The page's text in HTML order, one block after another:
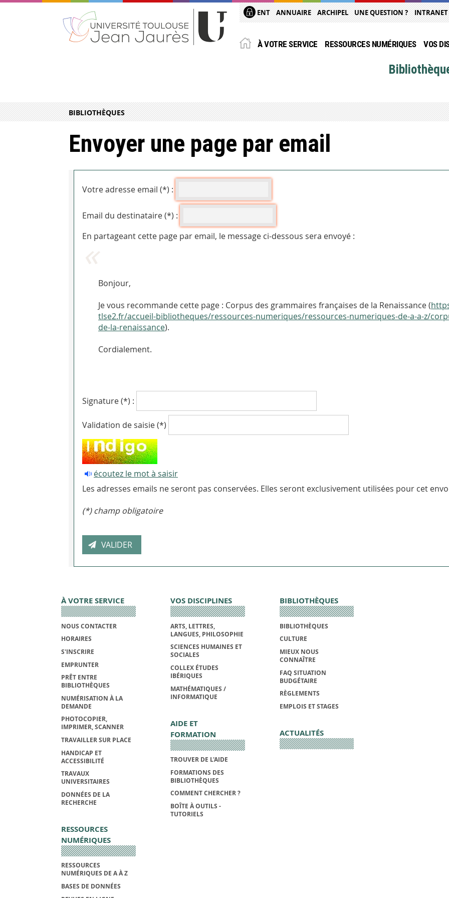
ENT ANNUAIRE ARCHIPEL UNE QUESTION ? INTRANET
À VOTRE SERVICE RESSOURCES NUMÉRIQUES VOS
BIBLIOTHÈQUES
Envoyer une page par email
Votre adresse email (*) :
Email du destinataire (*) :
En partageant cette page par email, le message ci-dessous sera envoyé :
Bonjour,
Je vous recommande cette page : Corpus des grammaires françaises de la Renaissance (
tlse2.fr/accueil-bibliotheques/ressources-numeriques/ressources-numeriques-de-a-a-z/
de-la-renaissance).
Cordialement.
Signature (*) :
Validation de saisie (*)
écoutez le mot à saisir
Les adresses emails ne seront pas conservées. Elles seront exclusivement utilisées pour cet
(*) champ obligatoire
À VOTRE SERVICE
NOUS CONTACTER
HORAIRES
S'INSCRIRE
EMPRUNTER
PRÊT ENTRE
BIBLIOTHÈQUES
NUMÉRISATION À LA
DEMANDE
PHOTOCOPIER,
IMPRIMER, SCANNER
TRAVAILLER SUR PLACE
HANDICAP ET
ACCESSIBILITÉ
TRAVAUX
UNIVERSITAIRES
DONNÉES DE LA
RECHERCHE
RESSOURCES
NUMÉRIQUES
RESSOURCES
NUMÉRIQUES DE A À Z
BASES DE DONNÉES
VOS DISCIPLINES
ARTS, LETTRES,
LANGUES, PHILOSOPHIE
SCIENCES HUMAINES ET
SOCIALES
COLLEX ÉTUDES
IBÉRIQUES
MATHÉMATIQUES /
INFORMATIQUE
AIDE ET
FORMATION
TROUVER DE L'AIDE
FORMATIONS DES
BIBLIOTHÈQUES
COMMENT CHERCHER ?
BOÎTE À OUTILS -
TUTORIELS
BIBLIOTHÈQUES
BIBLIOTHÈQUES
CULTURE
MIEUX NOUS
CONNAÎTRE
FAQ SITUATION
BUDGÉTAIRE
RÈGLEMENTS
EMPLOIS ET STAGES
ACTUALITÉS